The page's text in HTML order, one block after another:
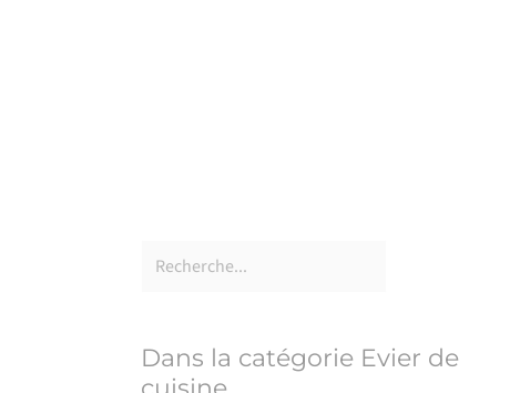
Dans la catégorie Evier de